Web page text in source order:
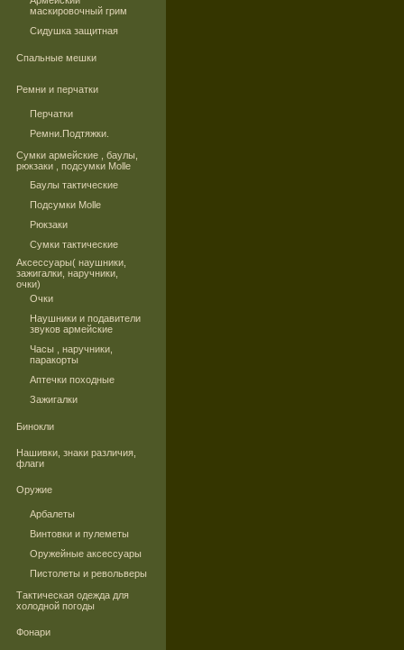
маскировочный грим
Сидушка защитная
Спальные мешки
Ремни и перчатки
Перчатки
Ремни.Подтяжки.
Сумки армейские , баулы,
рюкзаки , подсумки Molle
Баулы тактические
Подсумки Molle
Рюкзаки
Сумки тактические
Аксессуары( наушники,
зажигалки, наручники,
очки)
Очки
Наушники и подавители
звуков армейские
Часы , наручники,
паракорты
Аптечки походные
Зажигалки
Бинокли
Нашивки, знаки различия,
флаги
Оружие
Арбалеты
Винтовки и пулеметы
Оружейные аксессуары
Пистолеты и револьверы
Тактическая одежда для
холодной погоды
Фонари